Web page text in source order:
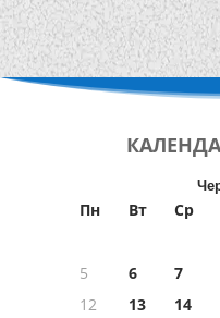
Пн Вт Ср
5
6 7
12
13 14